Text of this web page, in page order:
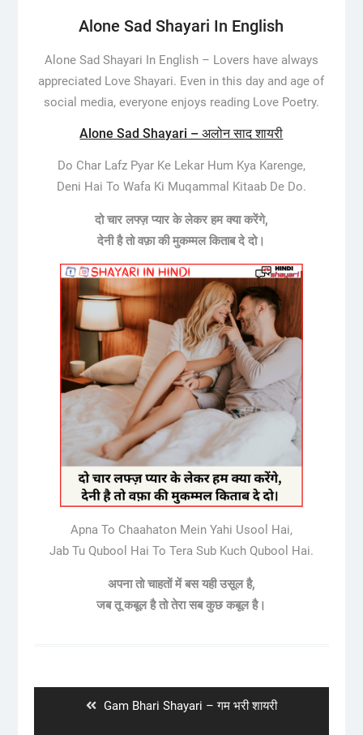
Alone Sad Shayari In English
Alone Sad Shayari In English – Lovers have always
appreciated Love Shayari. Even in this day and age of
social media, everyone enjoys reading Love Poetry.
Alone Sad Shayari – अलोन साद शायरी
Do Char Lafz Pyar Ke Lekar Hum Kya Karenge,
Deni Hai To Wafa Ki Muqammal Kitaab De Do.
दो चार लफ्ज़ प्यार के लेकर हम क्या करेंगे,
देनी है तो वफ़ा की मुकम्मल किताब दे दो।
Apna To Chaahaton Mein Yahi Usool Hai,
Jab Tu Qubool Hai To Tera Sub Kuch Qubool Hai.
अपना तो चाहतों में बस यही उसूल है,
जब तू कबूल है तो तेरा सब कुछ कबूल है।
Previous
Gam Bhari Shayari – गम भरी शायरी